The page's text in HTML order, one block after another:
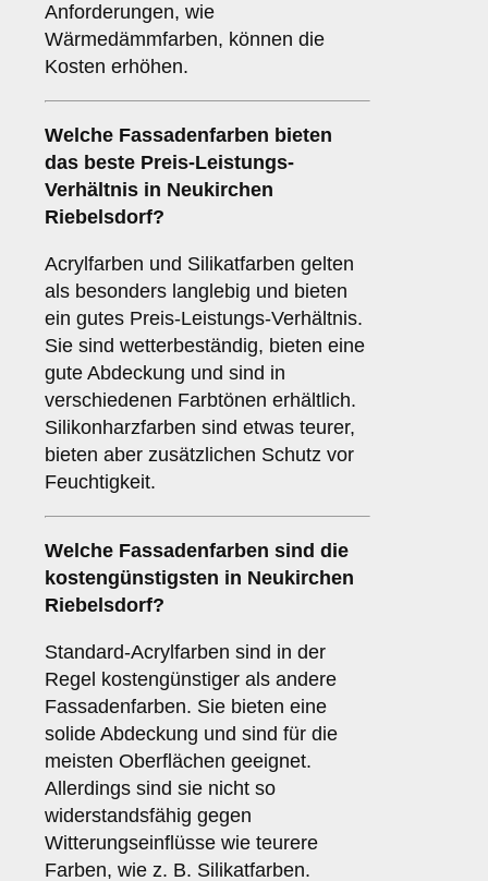
Anforderungen, wie
Wärmedämmfarben, können die
Kosten erhöhen.
Welche Fassadenfarben bieten
das beste Preis-Leistungs-
Verhältnis in Neukirchen
Riebelsdorf?
Acrylfarben und Silikatfarben gelten
als besonders langlebig und bieten
ein gutes Preis-Leistungs-Verhältnis.
Sie sind wetterbeständig, bieten eine
gute Abdeckung und sind in
verschiedenen Farbtönen erhältlich.
Silikonharzfarben sind etwas teurer,
bieten aber zusätzlichen Schutz vor
Feuchtigkeit.
Welche Fassadenfarben sind die
kostengünstigsten in Neukirchen
Riebelsdorf?
Standard-Acrylfarben sind in der
Regel kostengünstiger als andere
Fassadenfarben. Sie bieten eine
solide Abdeckung und sind für die
meisten Oberflächen geeignet.
Allerdings sind sie nicht so
widerstandsfähig gegen
Witterungseinflüsse wie teurere
Farben, wie z. B. Silikatfarben.